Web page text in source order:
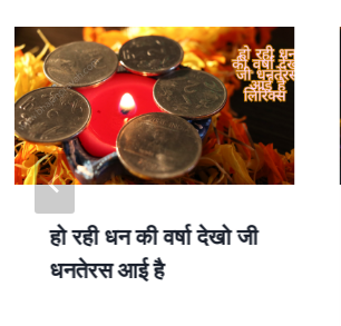
हो रही धन की वर्षा देखो जी
धनतेरस आई है